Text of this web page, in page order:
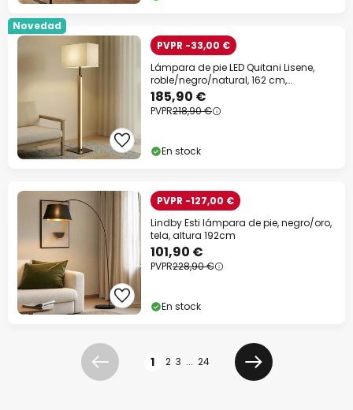
Novedad
PVPR -33,00 €
Lámpara de pie LED Quitani Lisene,
roble/negro/natural, 162 cm,
atenuable.
185,90 €
PVPR218,90 €
En stock
PVPR -127,00 €
Lindby Esti lámpara de pie, negro/oro,
tela, altura 192cm
101,90 €
PVPR228,90 €
En stock
Anterior 1 2 3 ... 24
Siguiente